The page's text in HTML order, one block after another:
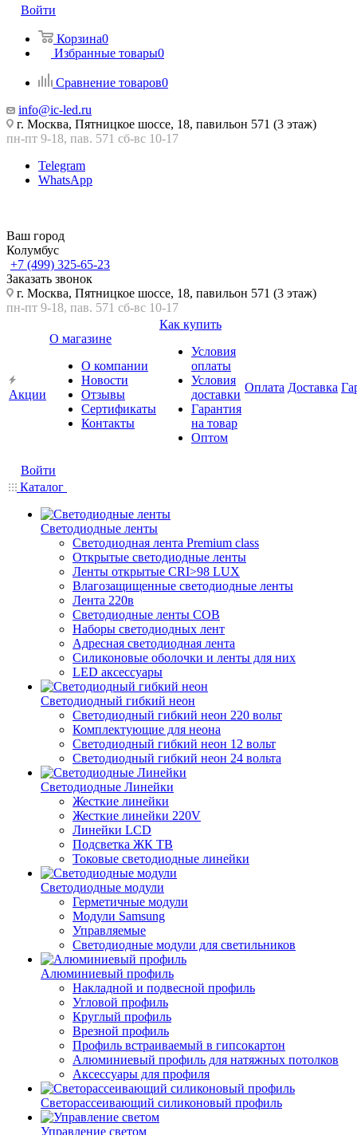
Войти
Корзина0
Избранные товары0
Сравнение товаров0
info@ic-led.ru
г. Москва, Пятницкое шоссе, 18, павильон 571 (3 этаж)
пн-пт 9-18, пав. 571 сб-вс 10-17
Telegram
WhatsApp
Ваш город
Колумбус
+7 (499) 325-65-23
Заказать звонок
г. Москва, Пятницкое шоссе, 18, павильон 571 (3 этаж)
пн-пт 9-18, пав. 571 сб-вс 10-17
Акции
О магазине
О компании
Новости
Отзывы
Сертификаты
Контакты
Как купить
Условия
оплаты
Условия
доставки
Гарантия
на товар
Оптом
Оплата Доставка
Войти
Каталог
Светодиодные ленты
Светодиодная лента Premium class
Открытые светодиодные ленты
Ленты открытые CRI>98 LUX
Влагозащищенные светодиодные ленты
Лента 220в
Светодиодные ленты COB
Наборы светодиодных лент
Адресная светодиодная лента
Силиконовые оболочки и ленты для них
LED аксессуары
Светодиодный гибкий неон
Светодиодный гибкий неон 220 вольт
Комплектующие для неона
Светодиодный гибкий неон 12 вольт
Светодиодный гибкий неон 24 вольта
Светодиодные Линейки
Жесткие линейки
Жесткие линейки 220V
Линейки LCD
Подсветка ЖК ТВ
Токовые светодиодные линейки
Светодиодные модули
Герметичные модули
Модули Samsung
Управляемые
Светодиодные модули для светильников
Алюминиевый профиль
Накладной и подвесной профиль
Угловой профиль
Круглый профиль
Врезной профиль
Профиль встраиваемый в гипсокартон
Алюминиевый профиль для натяжных потолков
Аксессуары для профиля
Светорассеивающий силиконовый профиль
Управление светом